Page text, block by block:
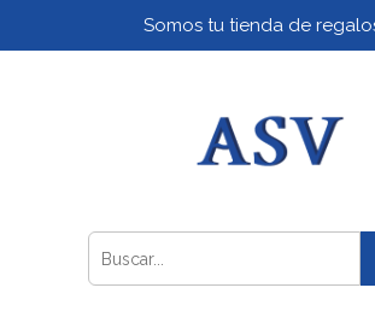
Somos tu tienda de